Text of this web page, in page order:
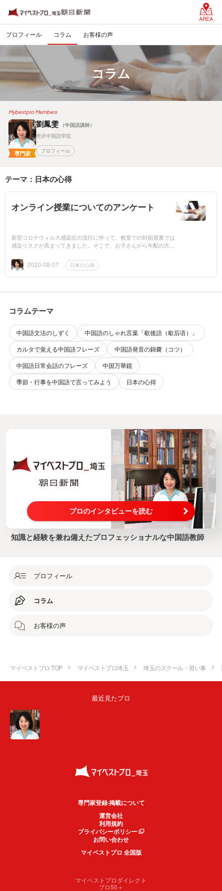
AREA
プロフィール コラム お客様の声
コラム
Mybestpro Members
専門家
劉鳳雯
（中国語講師）
所沢中国語学院
プロフィール
テーマ：日本の心得
オンライン授業についてのアンケート
新型コロナウィルス感染症の流行に伴って、教室での対面授業では
感染リスクが高まってきました。そこで、お子さんから年配の方ま
イン授業に切り替...
2020-08-07 日本の心得
コラムテーマ
中国語文法のしずく
中国語のしゃれ言葉「歇後語（歇后语）」
カルタで覚える中国語フレーズ
中国語発音の錦嚢（コツ）
中国語日常会話のフレーズ
中国万華鏡
季節・行事を中国語で言ってみよう
日本の心得
プロのインタビューを読む
知識と経験を兼ね備えたプロフェッショナルな中国語教師
プロフィール
コラム
お客様の声
マイベストプロ TOP マイベストプロ埼玉 埼玉のスクール・習い事
最近見たプロ
専門家登録·掲載について
運営会社
利用規約
プライバシーポリシー
お問い合わせ
マイベストプロ 全国版
マイベストプロダイレクト
プロ50＋